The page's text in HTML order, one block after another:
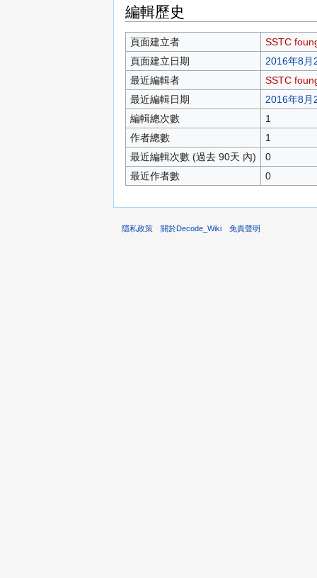
編輯歷史
頁面建立者
SSTC
頁面建立日期
2016年8月
最近編輯者
SSTC
最近編輯日期
2016年8月
編輯總次數
1
作者總數
1
最近編輯次數 (過去 90天 內)
0
最近作者數
0
隱私政策 關於Decode_Wiki 免責聲明